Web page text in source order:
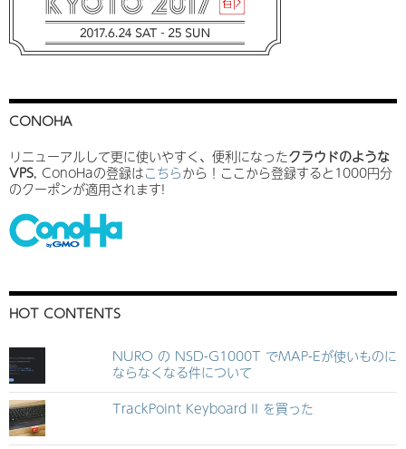
CONOHA
リニューアルして更に使いやすく、便利になったクラウドのような
VPS, ConoHaの登録はこちらから！ここから登録すると1000円分
のクーポンが適用されます!
HOT CONTENTS
NURO の NSD-G1000T でMAP-Eが使いものに
ならなくなる件について
TrackPoint Keyboard II を買った